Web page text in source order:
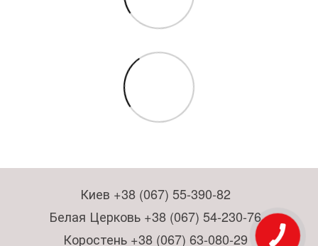
Киев +38 (067) 55-390-82
Белая Церковь +38 (067) 54-230-76
Коростень +38 (067) 63-080-29